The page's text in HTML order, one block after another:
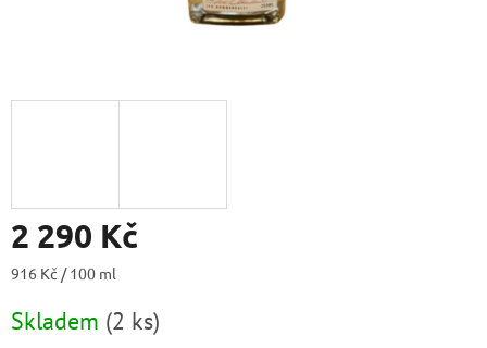
2 290 Kč
Měrná
916 Kč / 100 ml
Skladem (2 ks)